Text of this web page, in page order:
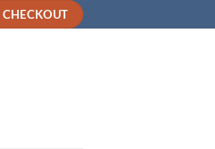
CHECKOUT